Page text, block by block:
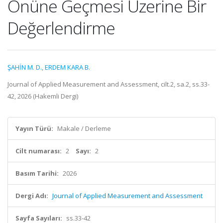
Önüne Geçmesi Üzerine Bir
Değerlendirme
ŞAHİN M. D.,ERDEM KARA B.
Journal of Applied Measurement and Assessment, cilt.2, sa.2, ss.33-
42, 2026 (Hakemli Dergi)
Yayın Türü: Makale / Derleme
Cilt numarası: 2 Sayı: 2
Basım Tarihi: 2026
Dergi Adı: Journal of Applied Measurement and Assessment
Sayfa Sayıları: ss.33-42